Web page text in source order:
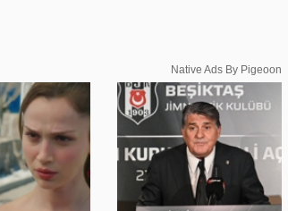
Native Ads By Pigeoon